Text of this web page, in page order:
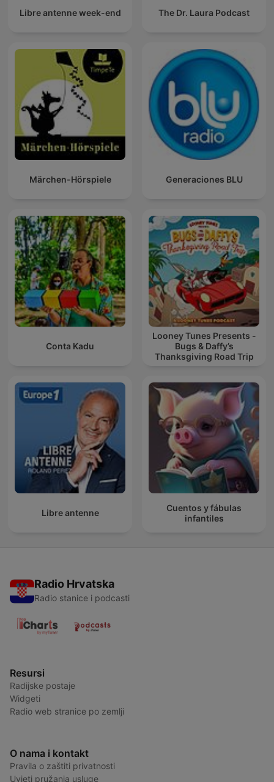
Libre antenne week-end The Dr. Laura Podcast
Märchen-Hörspiele Generaciones BLU
Conta Kadu
Looney Tunes Presents -
Bugs & Daffy’s
Thanksgiving Road Trip
Libre antenne
Cuentos y fábulas
infantiles
Radio Hrvatska
Radio stanice i podcasti
Resursi
Radijske postaje
Widgeti
Radio web stranice po zemlji
O nama i kontakt
Pravila o zaštiti privatnosti
Uvjeti pružanja usluge